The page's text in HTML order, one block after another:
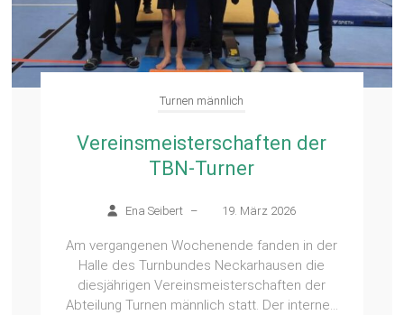
Turnen männlich
Vereinsmeisterschaften der
TBN-Turner
Ena Seibert – 19. März 2026
Am vergangenen Wochenende fanden in der
Halle des Turnbundes Neckarhausen die
diesjährigen Vereinsmeisterschaften der
Abteilung Turnen männlich statt. Der interne...